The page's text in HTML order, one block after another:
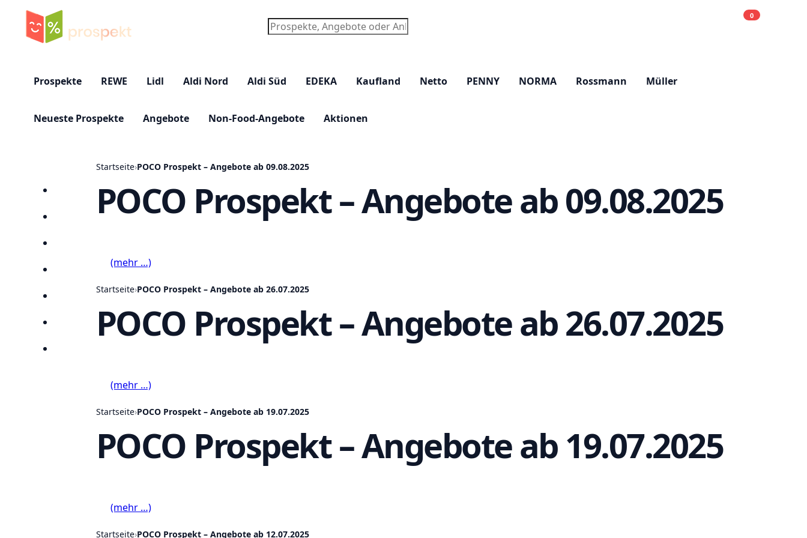
Suchen
0
Prospekte REWE Lidl Aldi Nord Aldi Süd EDEKA Kaufland Netto PENNY NORMA Rossmann Müller
Neueste Prospekte Angebote Non-Food-Angebote Aktionen
Startseite
Lieblingsprospekte
Startseite›POCO Prospekt – Angebote ab 09.08.2025
POCO Prospekt – Angebote ab 09.08.2025
(mehr …)
Startseite›POCO Prospekt – Angebote ab 26.07.2025
POCO Prospekt – Angebote ab 26.07.2025
(mehr …)
Startseite›POCO Prospekt – Angebote ab 19.07.2025
POCO Prospekt – Angebote ab 19.07.2025
(mehr …)
Startseite›POCO Prospekt – Angebote ab 12.07.2025